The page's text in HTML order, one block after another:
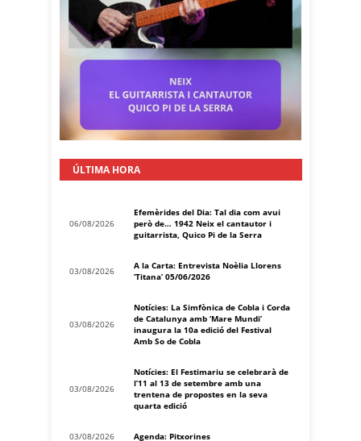
ÚLTIMA HORA
06/08/2026
Efemèrides del Dia: Tal dia com avui
però de… 1942 Neix el cantautor i
guitarrista, Quico Pi de la Serra
03/08/2026
A la Carta: Entrevista Noèlia Llorens
‘Titana’ 05/06/2026
03/08/2026
Notícies: La Simfònica de Cobla i Corda
de Catalunya amb ‘Mare Mundi’
inaugura la 10a edició del Festival
Amb So de Cobla
03/08/2026
Notícies: El Festimariu se celebrarà de
l’11 al 13 de setembre amb una
trentena de propostes en la seva
quarta edició
03/08/2026 Agenda: Pitxorines